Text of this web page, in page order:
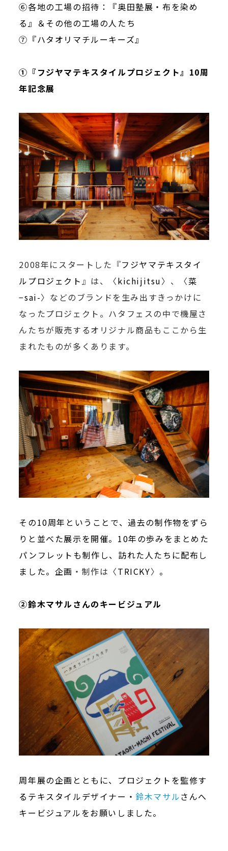
⑥各地の工場の招待：『奥田塾展・布を染め
る』＆その他の工場の人たち
⑦『ハタオリマチルーキーズ』
①『フジヤマテキスタイルプロジェクト』10周
年記念展
2008年にスタートした『フジヤマテキスタイ
ルプロジェクト』は、〈kichijitsu〉、〈菜
−sai-〉などのブランドを生み出すきっかけに
なったプロジェクト。ハタフェスの中で機屋さ
んたちが販売するオリジナル商品もここから生
まれたものが多くあります。
その10周年ということで、過去の制作物をずら
りと並べた展示を開催。10年の歩みをまとめた
パンフレットも制作し、訪れた人たちに配布し
ました。企画 ・制作は〈TRICKY〉 。
②鈴木マサルさんのキービジュアル
周年展の企画とともに、プロジェクトを監修す
るテキスタイルデザイナー・ 鈴木マサルさんへ
キービジュアルをお願いしました。